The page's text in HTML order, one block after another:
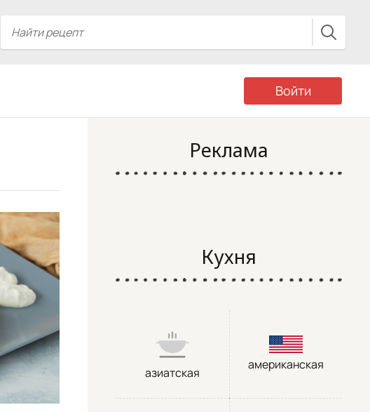
Войти
Реклама
Кухня
азиатская
американская